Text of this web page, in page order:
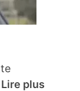
Lire plus